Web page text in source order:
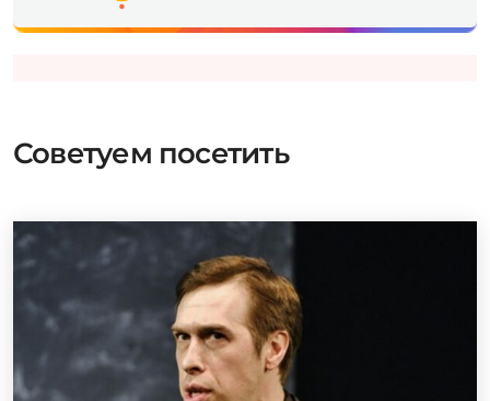
Советуем посетить